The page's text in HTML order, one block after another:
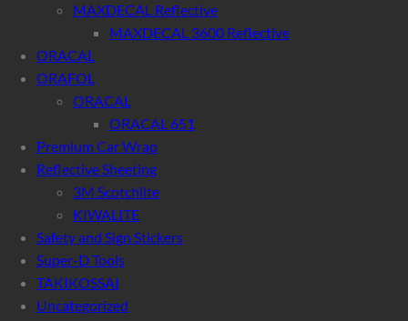
MAXDECAL Reflective
MAXDECAL 3600 Reflective
ORACAL
ORAFOL
ORACAL
ORACAL 651
Premium Car Wrap
Reflective Sheeting
3M Scotchlite
KIWALITE
Safety and Sign Stickers
Super-D Tools
TAKIKOSSAI
Uncategorized